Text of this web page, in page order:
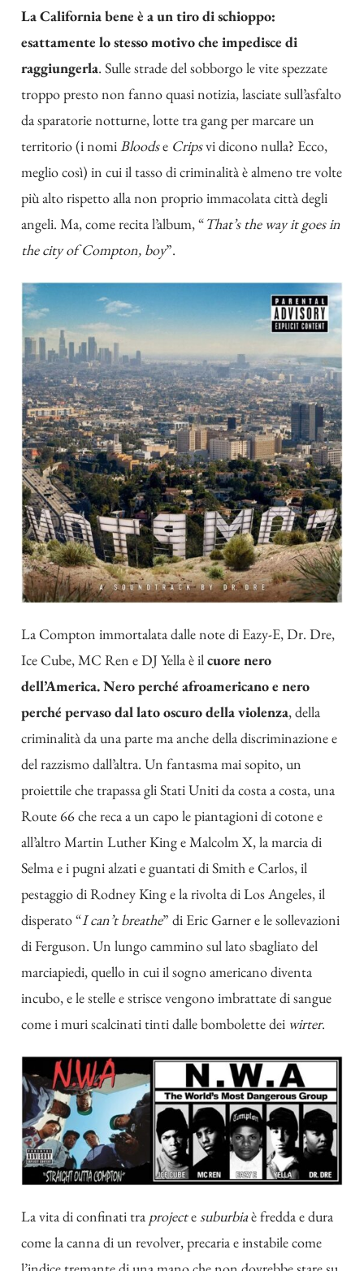
La California bene è a un tiro di schioppo:
esattamente lo stesso motivo che impedisce di
raggiungerla. Sulle strade del sobborgo le vite spezzate
troppo presto non fanno quasi notizia, lasciate sull’asfalto
da sparatorie notturne, lotte tra gang per marcare un
territorio (i nomiBloodse Cripsvi dicono nulla? Ecco,
meglio così) in cui il tasso di criminalità è almeno tre volte
più alto rispetto alla non proprio immacolata città degli
angeli. Ma, come recita l’album, “That’s the way it goes in
the city of Compton, boy”.
La Compton immortalata dalle note di Eazy-E, Dr. Dre,
Ice Cube, MC Ren e DJ Yella è ilcuore nero
dell’America. Nero perché afroamericano e nero
perché pervaso dal lato oscuro della violenza, della
criminalità da una parte ma anche della discriminazione e
del razzismo dall’altra. Un fantasma mai sopito, un
proiettile che trapassa gli Stati Uniti da costa a costa, una
Route 66 che reca a un capo le piantagioni di cotone e
all’altro Martin Luther King e Malcolm X, la marcia di
Selma e i pugni alzati e guantati di Smith e Carlos, il
pestaggio di Rodney King e la rivolta di Los Angeles, il
disperato “I can’t breathe” di Eric Garner e le sollevazioni
di Ferguson. Un lungo cammino sul lato sbagliato del
marciapiedi, quello in cui il sogno americano diventa
incubo, e le stelle e strisce vengono imbrattate di sangue
come i muri scalcinati tinti dalle bombolette dei wirter.
La vita di confinati tra projectesuburbiaè fredda e dura
come la canna di un revolver, precaria e instabile come